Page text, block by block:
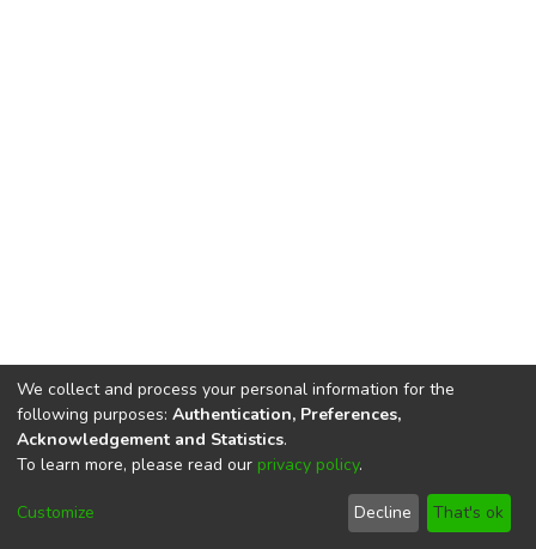
DSpace softwarecopyright © 2002-2026
Cookie
End User
Agreement
Send
Feedback
We collect and process your personal information for the
following purposes: Authentication, Preferences,
Acknowledgement and Statistics.
To learn more, please read our privacy policy.
Customize Decline That's ok